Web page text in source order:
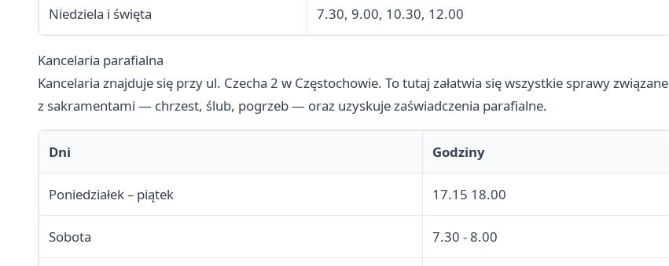
Niedziela i święta 7.30, 9.00, 10.30, 12.00
Kancelaria parafialna
Kancelaria znajduje się przy ul. Czecha 2 w Częstochowie. To tutaj załatwia się wszystkie sprawy związane
z sakramentami — chrzest, ślub, pogrzeb — oraz uzyskuje zaświadczenia parafialne.
Dni Godziny
Poniedziałek – piątek 17.15 18.00
Sobota 7.30 - 8.00